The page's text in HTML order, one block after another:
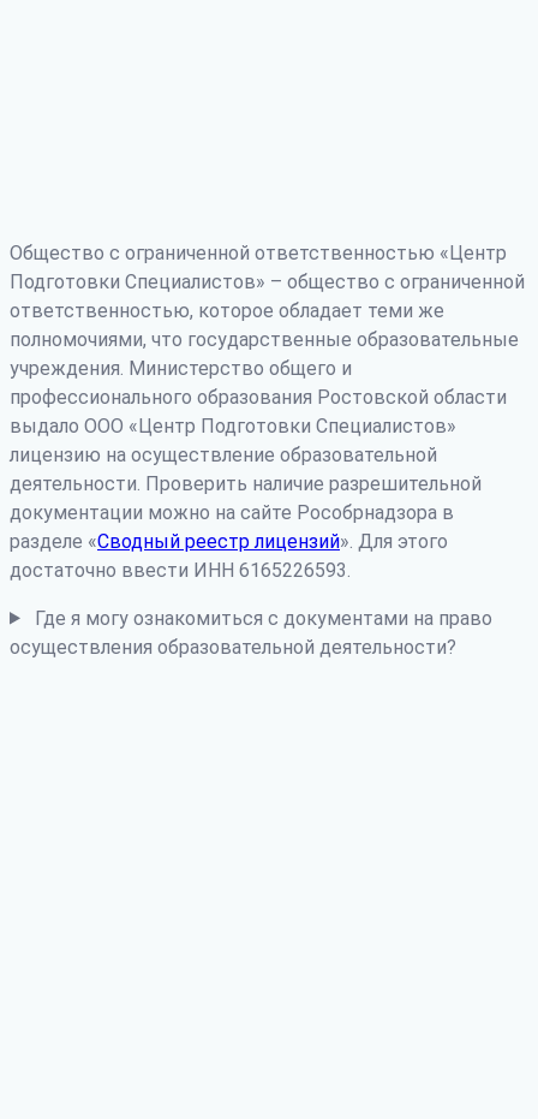
Общество с ограниченной ответственностью «Центр
Подготовки Специалистов» – общество с ограниченной
ответственностью, которое обладает теми же
полномочиями, что государственные образовательные
учреждения. Министерство общего и
профессионального образования Ростовской области
выдало ООО «Центр Подготовки Специалистов»
лицензию на осуществление образовательной
деятельности. Проверить наличие разрешительной
документации можно на сайте Рособрнадзора в
разделе «Сводный реестр лицензий». Для этого
достаточно ввести ИНН 6165226593.
Где я могу ознакомиться с документами на право
осуществления образовательной деятельности?